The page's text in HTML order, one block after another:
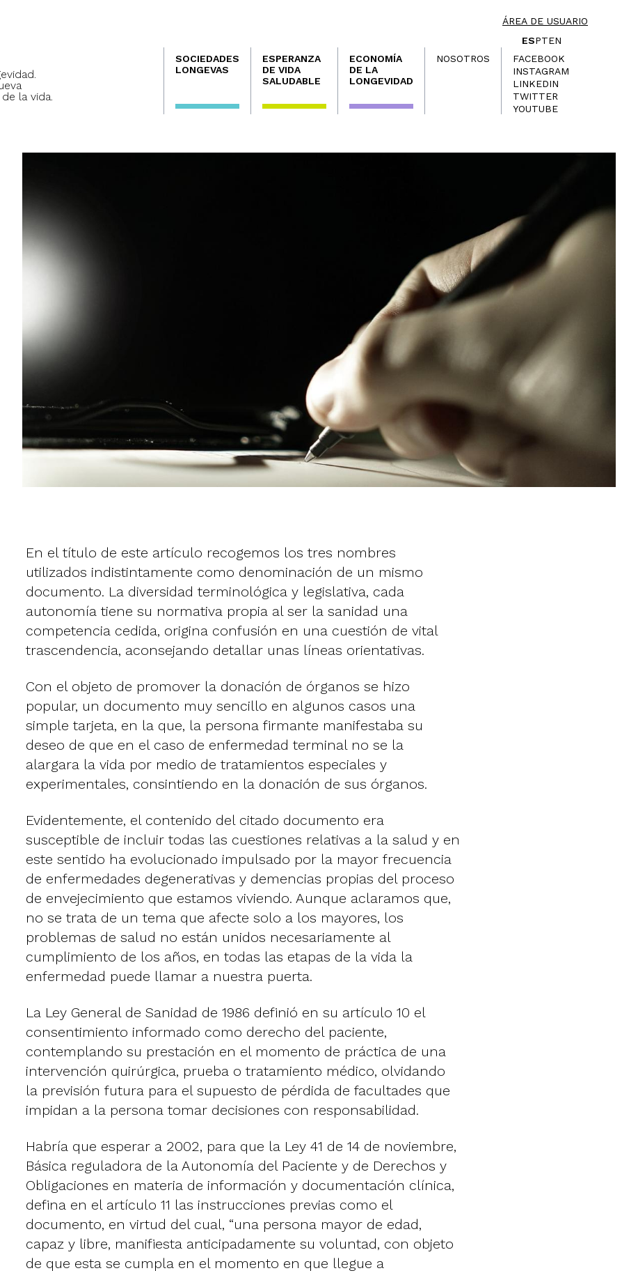
ÁREA DE USUARIO
la vida.
ESPTEN
Navegación
principal
SOCIEDADES
LONGEVAS
ESPERANZA
DE VIDA
SALUDABLE
ECONOMÍA
DE LA
LONGEVIDAD
NOSOTROS
FACEBOOK
INSTAGRAM
LINKEDIN
TWITTER
YOUTUBE
En el título de este artículo recogemos los tres nombres
utilizados indistintamente como denominación de un mismo
documento. La diversidad terminológica y legislativa, cada
autonomía tiene su normativa propia al ser la sanidad una
competencia cedida, origina confusión en una cuestión de vital
trascendencia, aconsejando detallar unas líneas orientativas.
Con el objeto de promover la donación de órganos se hizo
popular, un documento muy sencillo en algunos casos una
simple tarjeta, en la que, la persona firmante manifestaba su
deseo de que en el caso de enfermedad terminal no se la
alargara la vida por medio de tratamientos especiales y
experimentales, consintiendo en la donación de sus órganos.
Evidentemente, el contenido del citado documento era
susceptible de incluir todas las cuestiones relativas a la salud y en
este sentido ha evolucionado impulsado por la mayor frecuencia
de enfermedades degenerativas y demencias propias del proceso
de envejecimiento que estamos viviendo. Aunque aclaramos que,
no se trata de un tema que afecte solo a los mayores, los
problemas de salud no están unidos necesariamente al
cumplimiento de los años, en todas las etapas de la vida la
enfermedad puede llamar a nuestra puerta.
La Ley General de Sanidad de 1986 definió en su artículo 10 el
consentimiento informado como derecho del paciente,
contemplando su prestación en el momento de práctica de una
intervención quirúrgica, prueba o tratamiento médico, olvidando
la previsión futura para el supuesto de pérdida de facultades que
impidan a la persona tomar decisiones con responsabilidad.
Habría que esperar a 2002, para que la Ley 41 de 14 de noviembre,
Básica reguladora de la Autonomía del Paciente y de Derechos y
Obligaciones en materia de información y documentación clínica,
defina en el artículo 11 las instrucciones previas como el
documento, en virtud del cual, “una persona mayor de edad,
capaz y libre, manifiesta anticipadamente su voluntad, con objeto
de que esta se cumpla en el momento en que llegue a